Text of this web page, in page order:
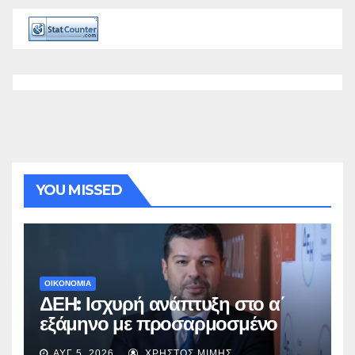
YOU MISSED
ΟΙΚΟΝΟΜΙΑ
ΔΕΗ: Ισχυρή ανάπτυξη στο α΄
εξάμηνο με προσαρμοσμένο
EBITDA στα €1,2 δισ.